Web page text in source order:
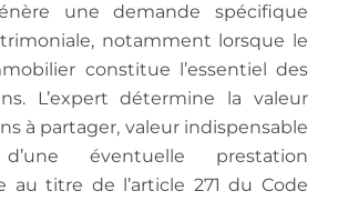
une demande spécifique
notamment lorsque le
constitue l’essentiel des
L’expert détermine la valeur
à partager, valeur indispensable
éventuelle prestation
au titre de l’article 271 du Code